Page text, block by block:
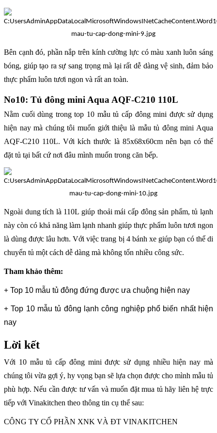
Bên cạnh đó, phần nắp trên kính cường lực có màu xanh luôn sáng
bóng, giúp tạo ra sự sang trọng mà lại rất dễ dàng vệ sinh, đảm bảo
thực phẩm luôn tươi ngon và rất an toàn.
No10: Tủ đông mini Aqua AQF-C210 110L
Nằm cuối dùng trong top 10 mẫu tủ cấp đông mini được sử dụng
hiện nay mà chúng tôi muốn giới thiệu là mẫu tủ đông mini Aqua
AQF-C210 110L. Với kích thước là 85x68x60cm nên bạn có thể
đặt tủ tại bất cứ nơi đâu mình muốn trong căn bếp.
Ngoài dung tích là 110L giúp thoải mái cấp đông sản phẩm, tủ lạnh
này còn có khả năng làm lạnh nhanh giúp thực phẩm luôn tươi ngon
là dùng được lâu hơn. Với việc trang bị 4 bánh xe giúp bạn có thể di
chuyển tủ một cách dễ dàng mà không tốn nhiều công sức.
Tham khảo thêm:
+ Top 10 mẫu tủ đông đứng được ưa chuộng hiện nay
+Top 10 mẫu tủ đông lạnh công nghiệp phổ biến nhất hiện
nay
Lời kết
Với 10 mẫu tủ cấp đông mini được sử dụng nhiều hiện nay mà
chúng tôi vừa gợi ý, hy vọng bạn sẽ lựa chọn được cho mình mẫu tủ
phù hợp. Nếu cần được tư vấn và muốn đặt mua tủ hãy liên hệ trực
tiếp với Vinakitchen theo thông tin cụ thể sau:
CÔNG TY CỔ PHẦN XNK VÀ ĐT VINAKITCHEN